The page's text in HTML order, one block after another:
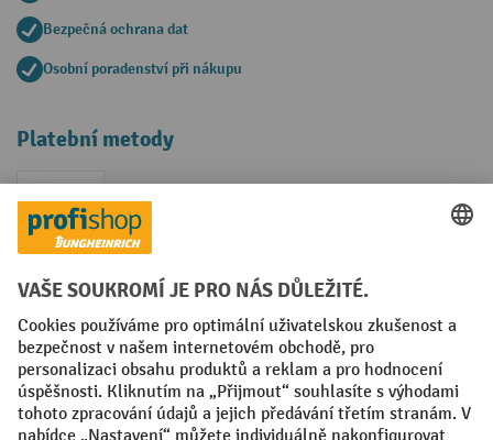
Bezpečná ochrana dat
Osobní poradenství při nákupu
Platební metody
Faktura
Sociální sítě
Facebook
YouTubeLinkedIn
VODP Otisk